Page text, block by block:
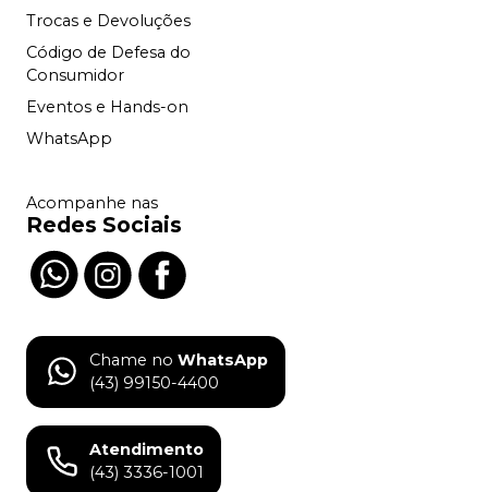
Trocas e Devoluções
Código de Defesa do
Consumidor
Eventos e Hands-on
WhatsApp
Acompanhe nas
Redes Sociais
Chame no WhatsApp
(43) 99150-4400
Atendimento
(43) 3336-1001